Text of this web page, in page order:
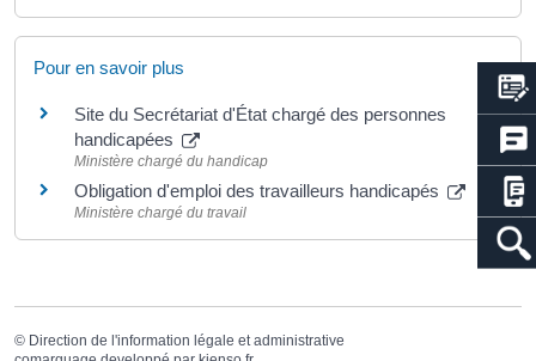
Pour en savoir plus
Site du Secrétariat d'État chargé des personnes
handicapées
Ministère chargé du handicap
Obligation d'emploi des travailleurs handicapés
Ministère chargé du travail
© Direction de l'information légale et administrative